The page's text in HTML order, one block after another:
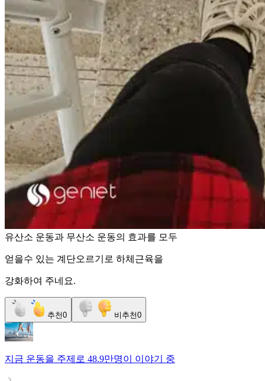
유산소 운동과 무산소 운동의 효과를 모두
얻을수 있는 계단오르기로 하체근육을
강화하여 주네요.
추천0 비추천0
지금 운동을 주제로 48.9만명이 이야기 중